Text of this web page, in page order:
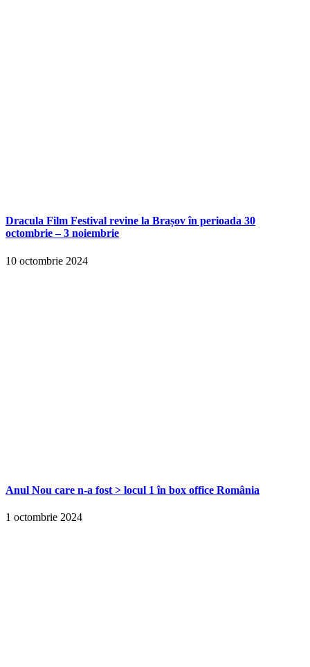
Dracula Film Festival revine la Brașov în perioada 30
octombrie – 3 noiembrie
10 octombrie 2024
Anul Nou care n-a fost > locul 1 în box office România
1 octombrie 2024